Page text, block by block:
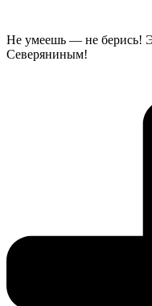
Не умеешь — не берись!
Северяниным!